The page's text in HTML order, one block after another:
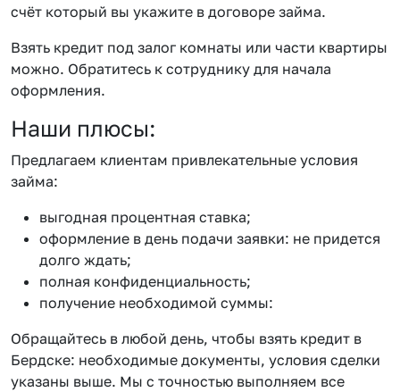
счёт который вы укажите в договоре займа.
Взять кредит под залог комнаты или части квартиры
можно. Обратитесь к сотруднику для начала
оформления.
Наши плюсы:
Предлагаем клиентам привлекательные условия
займа:
выгодная процентная ставка;
оформление в день подачи заявки: не придется
долго ждать;
полная конфиденциальность;
получение необходимой суммы:
Обращайтесь в любой день, чтобы взять кредит в
Бердске: необходимые документы, условия сделки
указаны выше. Мы с точностью выполняем все